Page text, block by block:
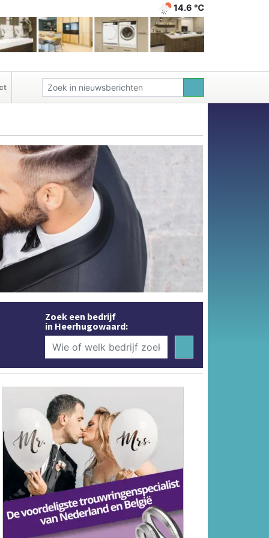
14.6 ℃
Zoek een bedrijf
in Heerhugowaard: